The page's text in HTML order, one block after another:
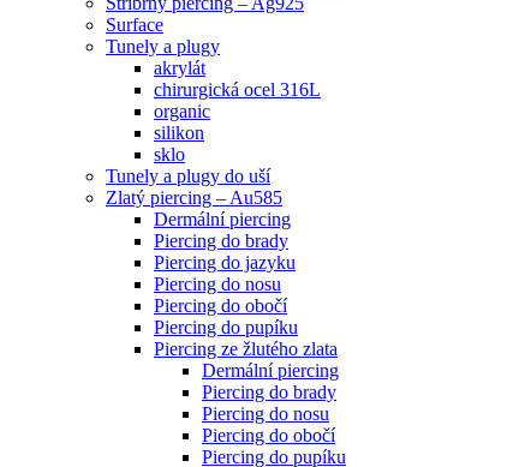
Surface
Tunely a plugy
akrylát
chirurgická ocel 316L
organic
silikon
sklo
Tunely a plugy do uší
Zlatý piercing – Au585
Dermální piercing
Piercing do brady
Piercing do jazyku
Piercing do nosu
Piercing do obočí
Piercing do pupíku
Piercing ze žlutého zlata
Dermální piercing
Piercing do brady
Piercing do nosu
Piercing do obočí
Piercing do pupíku